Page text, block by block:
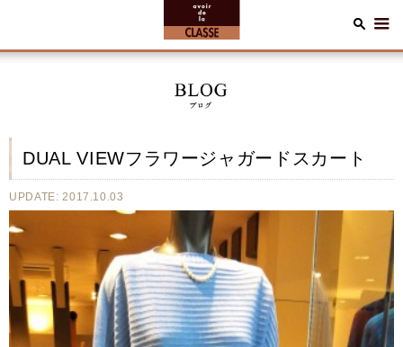
DUAL VIEWフラワージャガードスカート
UPDATE: 2017.10.03